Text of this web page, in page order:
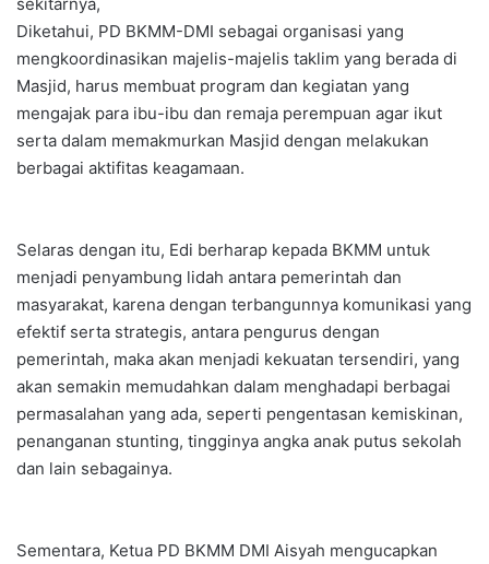
Diketahui, PD BKMM-DMI sebagai organisasi yang
mengkoordinasikan majelis-majelis taklim yang berada di
Masjid, harus membuat program dan kegiatan yang
mengajak para ibu-ibu dan remaja perempuan agar ikut
serta dalam memakmurkan Masjid dengan melakukan
berbagai aktifitas keagamaan.
Selaras dengan itu, Edi berharap kepada BKMM untuk
menjadi penyambung lidah antara pemerintah dan
masyarakat, karena dengan terbangunnya komunikasi yang
efektif serta strategis, antara pengurus dengan
pemerintah, maka akan menjadi kekuatan tersendiri, yang
akan semakin memudahkan dalam menghadapi berbagai
permasalahan yang ada, seperti pengentasan kemiskinan,
penanganan stunting, tingginya angka anak putus sekolah
dan lain sebagainya.
Sementara, Ketua PD BKMM DMI Aisyah mengucapkan